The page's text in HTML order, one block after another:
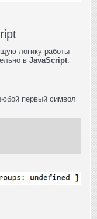
логику работы
в JavaScript.
первый символ